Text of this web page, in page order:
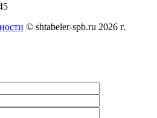
© shtabeler-spb.ru 2026 г.